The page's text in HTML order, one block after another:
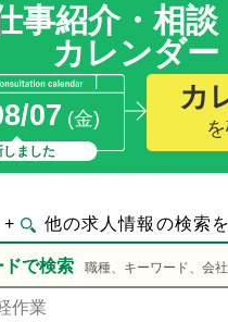
事紹介・相談
カレンダー
07 (金)
しました
カ
+ 他の求人情報の検索
ドで検索 職種、キーワード、会